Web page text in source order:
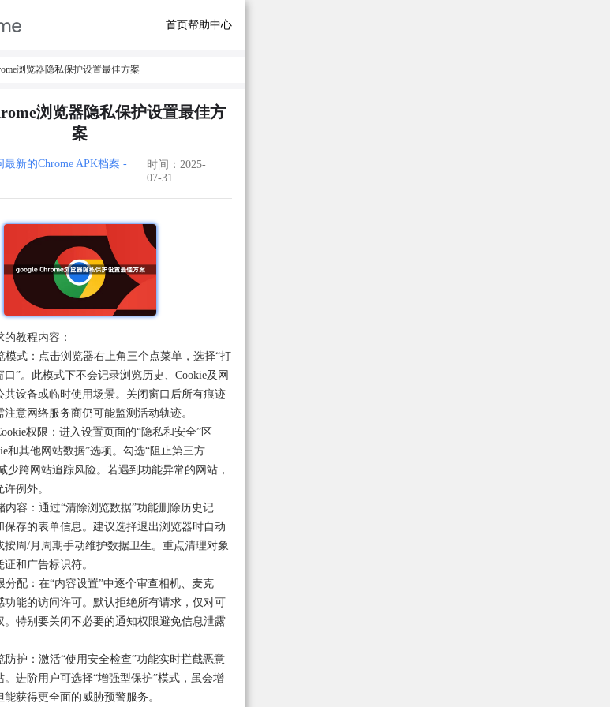
首页帮助中心
浏览器隐私保护设置最佳方案
浏览器隐私保护设置最佳方
案
最新的Chrome APK档案 -
时间：2025-
07-31
教程内容：
模式：点击浏览器右上角三个点菜单，选择“打
”。此模式下不会记录浏览历史、Cookie及网
共设备或临时使用场景。关闭窗口后所有痕迹
注意网络服务商仍可能监测活动轨迹。
权限：进入设置页面的“隐私和安全”区
和其他网站数据”选项。勾选“阻止第三方
少跨网站追踪风险。若遇到功能异常的网站，
例外。
内容：通过“清除浏览数据”功能删除历史记
保存的表单信息。建议选择退出浏览器时自动
按周/月周期手动维护数据卫生。重点清理对象
和广告标识符。
分配：在“内容设置”中逐个审查相机、麦克
功能的访问许可。默认拒绝所有请求，仅对可
。特别要关闭不必要的通知权限避免信息泄露
防护：激活“使用安全检查”功能实时拦截恶意
。进阶用户可选择“增强型保护”模式，虽会增
获得更全面的威胁预警服务。